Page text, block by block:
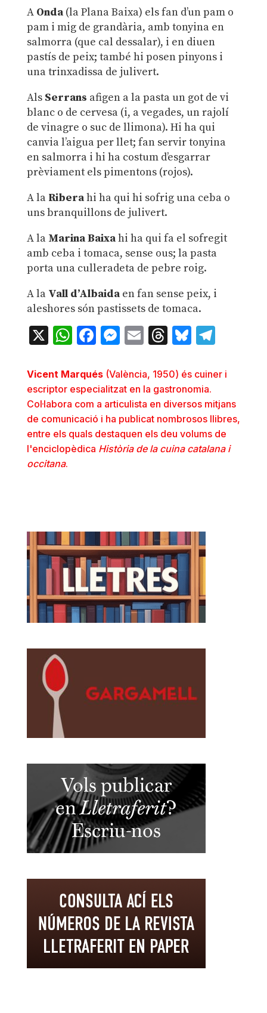
A Onda(la Plana Baixa) els fan d’un pam o
pam i mig de grandària, amb tonyina en
salmorra (que cal dessalar), i en diuen
pastís de peix; també hi posen pinyons i
una trinxadissa de julivert.
Als Serrans afigen a la pasta un got de vi
blanc o de cervesa (i, a vegades, un rajolí
de vinagre o suc de llimona). Hi ha qui
canvia l’aigua per llet; fan servir tonyina
en salmorra i hi ha costum d’esgarrar
prèviament els pimentons (rojos).
A la Riberahi ha qui hi sofrig una ceba o
uns branquillons de julivert.
A la Marina Baixahi ha qui fa el sofregit
amb ceba i tomaca, sense ous; la pasta
porta una culleradeta de pebre roig.
A la Vall d’Albaidaen fan sense peix, i
aleshores són pastissets de tomaca.
X WhatsApp
Facebook
Messenger
EmailThreads
Bluesky
Vicent Marqués(València, 1950) és cuiner i
escriptor especialitzat en la gastronomia.
Col·labora com a articulista en diversos mitjans
de comunicació i ha publicat nombrosos llibres,
entre els quals destaquen els deu volums de
l'enciclopèdica Història de la cuina catalana i
occitana.